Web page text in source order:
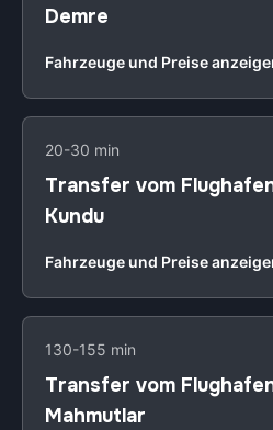
Demre
Fahrzeuge und Preise
20-30 min
Transfer vom
Kundu
Fahrzeuge und Preise
130-155 min
Transfer vom
Mahmutlar